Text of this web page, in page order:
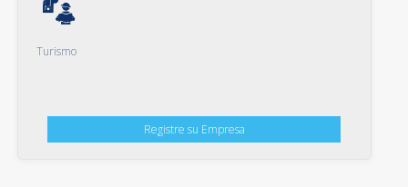
Turismo
Registre su Empresa